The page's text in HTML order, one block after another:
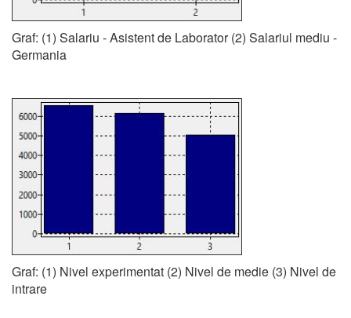
Graf: (1) Salariu - Asistent de Laborator (2) Salariul mediu -
Germania
Graf: (1) Nivel experimentat (2) Nivel de medie (3) Nivel de
intrare